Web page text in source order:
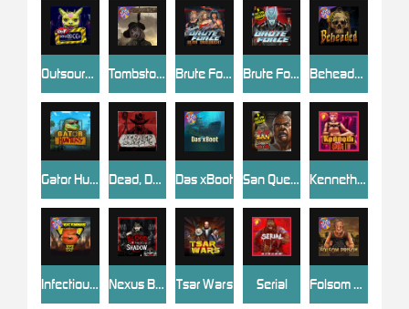
Nexus Blood & Shadow
Dead, Dead, or Deader
Tsar Wars
Brute Force
San Quentin 2: Death Row
Outsourced Beheaded
Brute Force: Alien Onslaught
Gator Hunters Kenneth Must Die
Tombstone RIP
Folsom Prison
Das xBoot
Serial
Infectious 5 xWays